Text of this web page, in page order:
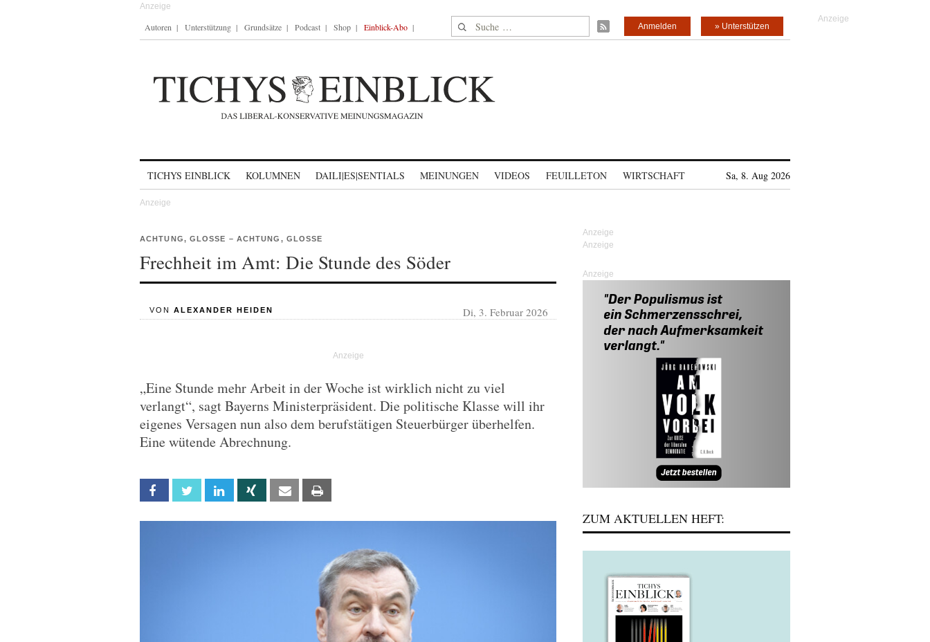
Autoren Unterstützung Grundsätze Podcast Shop Einblick-Abo Suche nach: » Unterstützen
Anmelden
TICHYS EINBLICK KOLUMNEN DAILI|ES|SENTIALS MEINUNGEN VIDEOS FEUILLETON WIRTSCHAFT Sa, 8. Aug 2026
ACHTUNG, GLOSSE – ACHTUNG, GLOSSE
Frechheit im Amt: Die Stunde des Söder
VON ALEXANDER HEIDEN Di, 3. Februar 2026
„Eine Stunde mehr Arbeit in der Woche ist wirklich nicht zu viel
verlangt“, sagt Bayerns Ministerpräsident. Die politische Klasse will ihr
eigenes Versagen nun also dem berufstätigen Steuerbürger überhelfen.
Eine wütende Abrechnung.
Facebook Twitter Linkedin Xing Email
Anzeige
ZUM AKTUELLEN HEFT: